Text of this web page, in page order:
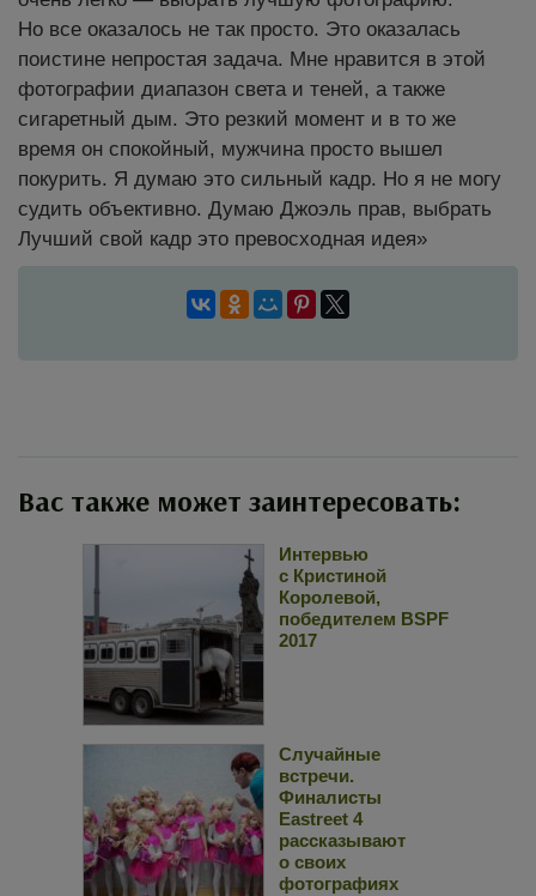
Но все оказалось не так просто. Это оказалась
поистине непростая задача. Мне нравится в этой
фотографии диапазон света и теней, а также
сигаретный дым. Это резкий момент и в то же
время он спокойный, мужчина просто вышел
покурить. Я думаю это сильный кадр. Но я не могу
судить объективно. Думаю Джоэль прав, выбрать
Лучший свой кадр это превосходная идея»
Вас также может заинтересовать:
Интервью
с Кристиной
Королевой,
победителем BSPF
2017
Случайные
встречи.
Финалисты
Eastreet 4
рассказывают
о своих
фотографиях